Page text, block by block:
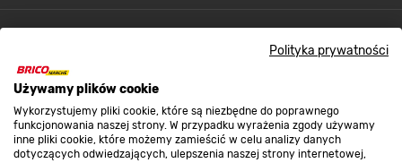
Polityka prywatności
Używamy plików cookie
Wykorzystujemy pliki cookie, które są niezbędne do poprawnego
funkcjonowania naszej strony. W przypadku wyrażenia zgody używamy
inne pliki cookie, które możemy zamieścić w celu analizy danych
dotyczących odwiedzających, ulepszenia naszej strony internetowej,
Strefa biznesu